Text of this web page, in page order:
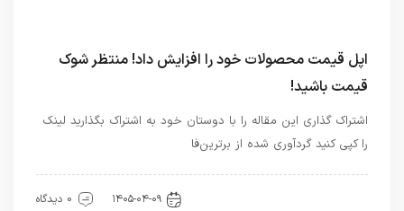
اپل قیمت محصولات خود را افزایش داد! منتظر شوک
قیمت باشید!
اشتراک گذاری این مقاله را با دوستان خود به اشتراک بگذارید لینک
را کپی کنید گردآوری شده از برترین‌فا
۱۴۰۵-۰۴-۰۹ 0 دیدگاه